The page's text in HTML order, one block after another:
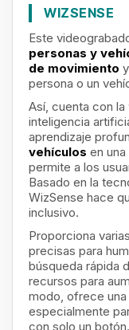
WIZSENSE
Este
personas y
de movimiento
persona o un
Así, cuenta con la
inteligencia
aprendizaje
vehículos en
permite a los
Basado en la
WizSense hace
inclusivo.
Proporciona
precisas para
búsqueda rápida
recursos para
modo, ofrece
especialmente
con solo un